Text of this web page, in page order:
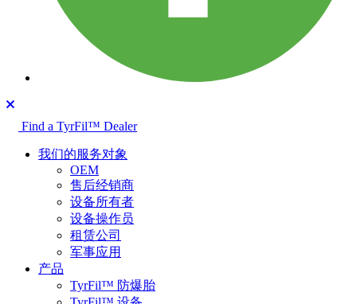
Find a TyrFil™ Dealer
我们的服务对象
OEM
售后经销商
设备所有者
设备操作员
租赁公司
军事应用
产品
TyrFil™ 防爆胎